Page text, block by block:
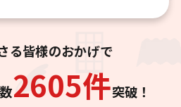
る皆様のおかげで
2605件突破！